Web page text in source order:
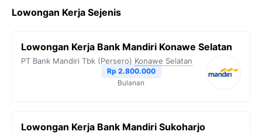
Lowongan Kerja Sejenis
Lowongan Kerja Bank Mandiri Konawe Selatan
PT Bank Mandiri Tbk (Persero) Konawe Selatan
Rp 2.800.000
Bulanan
Lowongan Kerja Bank Mandiri Sukoharjo